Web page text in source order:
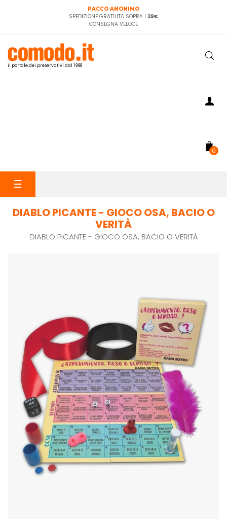
PACCO ANONIMO
SPEDIZIONE GRATUITA SOPRA I 39€
CONSEGNA VELOCE
il portale dei preservativi dal 1998
0
navigazione
☰
DIABLO PICANTE - GIOCO OSA, BACIO O
VERITÀ
DIABLO PICANTE - GIOCO OSA, BACIO O VERITÀ